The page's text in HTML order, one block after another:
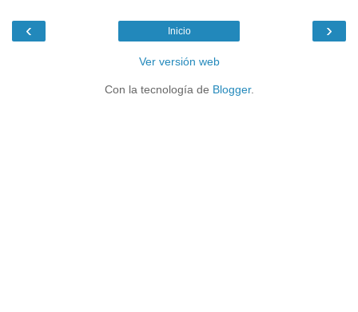
‹ ›
Inicio
Ver versión web
Con la tecnología de Blogger.